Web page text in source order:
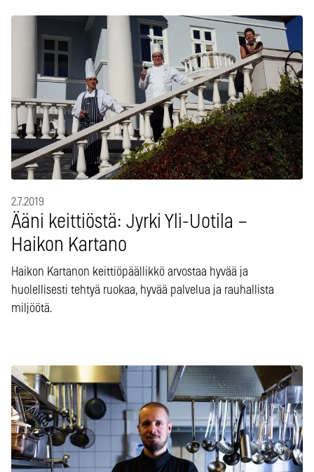
2.7.2019
Ääni keittiöstä: Jyrki Yli-Uotila –
Haikon Kartano
Haikon Kartanon keittiöpäällikkö arvostaa hyvää ja
huolellisesti tehtyä ruokaa, hyvää palvelua ja rauhallista
miljöötä.